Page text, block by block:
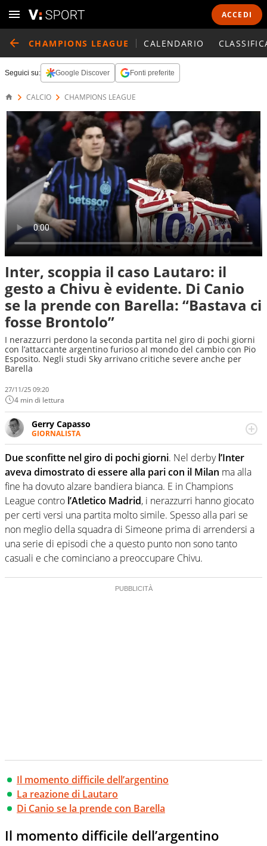
ACCEDI
CHAMPIONS LEAGUE CALENDARIO
Seguici su: Google Discover Fonti preferite
CALCIO CHAMPIONS LEAGUE
Inter, scoppia il caso Lautaro: il
gesto a Chivu è evidente. Di Canio
se la prende con Barella: “Bastava ci
fosse Brontolo”
I nerazzurri perdono la seconda partita nel giro di pochi giorni
con l’attaccante argentino furioso al mondo del cambio con Pio
Esposito. Negli studi Sky arrivano critiche severe anche per
Barella
27/11/25 09:20
4 min di lettura
Gerry Capasso
GIORNALISTA
Per lui gli sport americani non hanno segreti: basket,
football, baseball e la capacità innata di trovare la notizia
dove altri non vedono granché
Due sconfitte nel giro di pochi giorni. Nel derbyl’Inter
aveva dimostrato di essere alla pari con il Milan ma alla
fine ha dovuto alzare bandiera bianca. E in Champions
League contro l’Atletico Madrid, i nerazzurri hanno giocato
per certi versi una partita molto simile. Spesso alla pari se
non meglio della squadra di Simeone prima di arrendersi a
una serie di episodi che a questo punto non sono tanto
casuali e che cominciano a preoccupare Chivu.
Il momento difficile dell’argentino
La reazione di Lautaro
Di Canio se la prende con Barella
Il momento difficile dell’argentino